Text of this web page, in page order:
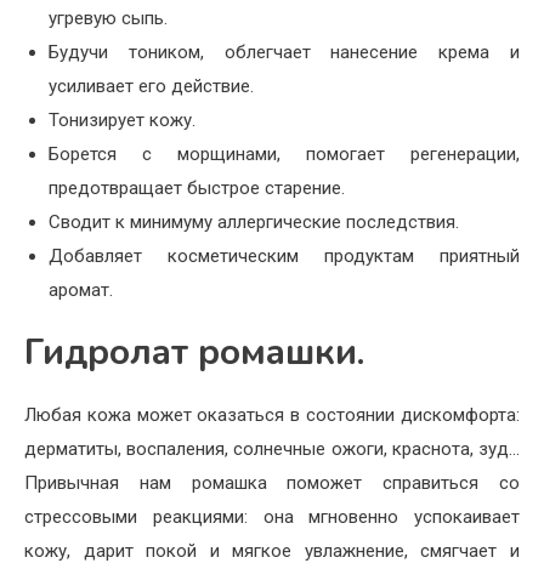
угревую сыпь.
Будучи тоником, облегчает нанесение крема и
усиливает его действие.
Тонизирует кожу.
Борется с морщинами, помогает регенерации,
предотвращает быстрое старение.
Сводит к минимуму аллергические последствия.
Добавляет косметическим продуктам приятный
аромат.
Гидролат ромашки.
Любая кожа может оказаться в состоянии дискомфорта:
дерматиты, воспаления, солнечные ожоги, краснота, зуд…
Привычная нам ромашка поможет справиться со
стрессовыми реакциями: она мгновенно успокаивает
кожу, дарит покой и мягкое увлажнение, смягчает и